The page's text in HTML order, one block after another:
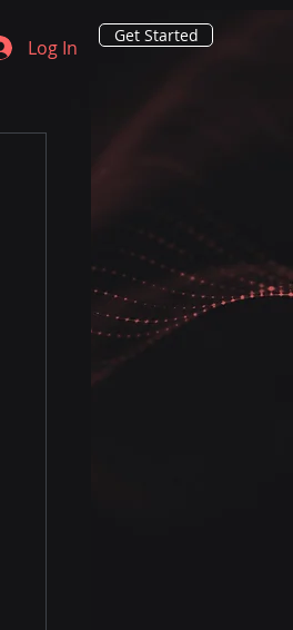
Log In Get Started